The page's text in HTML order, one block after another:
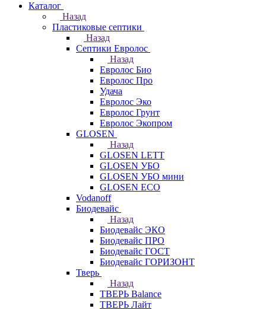
Каталог
Назад
Пластиковые септики
Назад
Септики Евролос
Назад
Евролос Био
Евролос Про
Удача
Евролос Эко
Евролос Грунт
Евролос Экопром
GLOSEN
Назад
GLOSEN LETT
GLOSEN УБО
GLOSEN УБО мини
GLOSEN ECO
Vodanoff
Биодевайс
Назад
Биодевайс ЭКО
Биодевайс ПРО
Биодевайс ГОСТ
Биодевайс ГОРИЗОНТ
Тверь
Назад
ТВЕРЬ Balance
ТВЕРЬ Лайт